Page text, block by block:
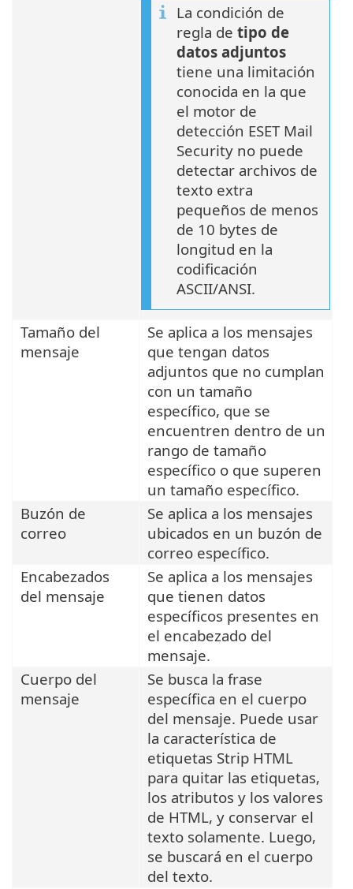
La condición de
regla de tipo de
datos adjuntos
tiene una limitación
conocida en la que
el motor de
detección ESET Mail
Security no puede
detectar archivos de
texto extra
pequeños de menos
de 10 bytes de
longitud en la
codificación
ASCII/ANSI.
Tamaño del
mensaje
Se aplica a los mensajes
que tengan datos
adjuntos que no cumplan
con un tamaño
específico, que se
encuentren dentro de un
rango de tamaño
específico o que superen
un tamaño específico.
Buzón de
correo
Se aplica a los mensajes
ubicados en un buzón de
correo específico.
Encabezados
del mensaje
Se aplica a los mensajes
que tienen datos
específicos presentes en
el encabezado del
mensaje.
Cuerpo del
mensaje
Se busca la frase
específica en el cuerpo
del mensaje. Puede usar
la característica de
etiquetas Strip HTML
para quitar las etiquetas,
los atributos y los valores
de HTML, y conservar el
texto solamente. Luego,
se buscará en el cuerpo
del texto.